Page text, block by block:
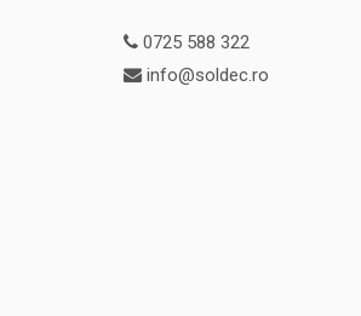
0725 588 322
info@soldec.ro